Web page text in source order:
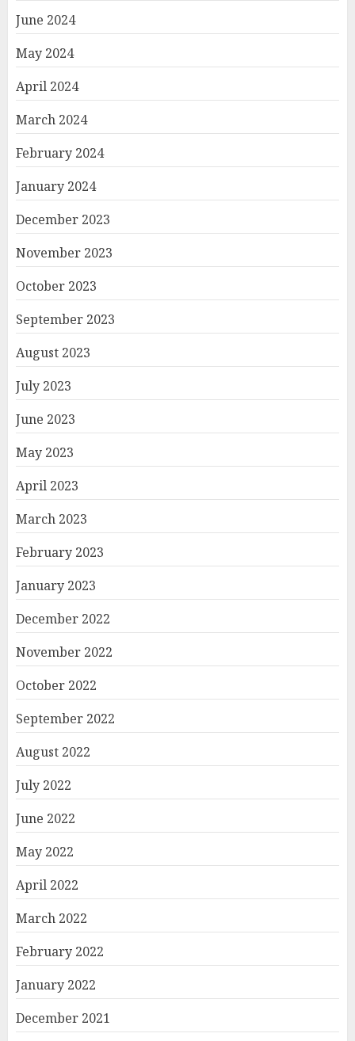
June 2024
May 2024
April 2024
March 2024
February 2024
January 2024
December 2023
November 2023
October 2023
September 2023
August 2023
July 2023
June 2023
May 2023
April 2023
March 2023
February 2023
January 2023
December 2022
November 2022
October 2022
September 2022
August 2022
July 2022
June 2022
May 2022
April 2022
March 2022
February 2022
January 2022
December 2021